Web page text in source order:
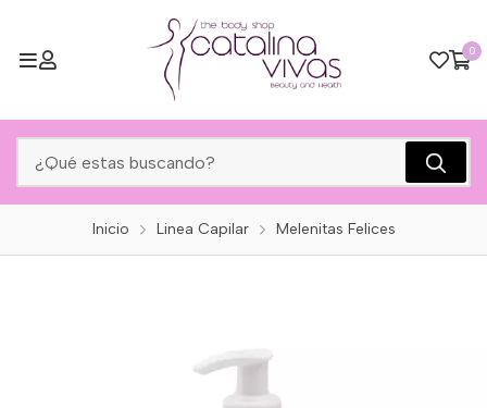
0
Inicio Linea Capilar Melenitas Felices